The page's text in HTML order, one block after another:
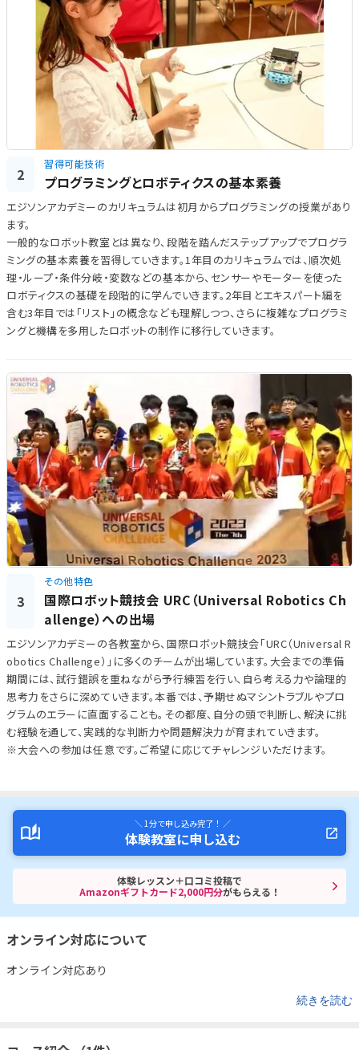
2
習得可能技術
プログラミングとロボティクスの基本素養
エジソンアカデミーのカリキュラムは初月からプログラミングの授業があり
ます。
一般的なロボット教室とは異なり、段階を踏んだステップアップでプログラ
ミングの基本素養を習得していきます。1年目のカリキュラムでは、順次処
理・ループ・条件分岐・変数などの基本から、センサーやモーターを使った
ロボティクスの基礎を段階的に学んでいきます。2年目とエキスパート編を
含む3年目では「リスト」の概念なども理解しつつ、さらに複雑なプログラミ
ングと機構を多用したロボットの制作に移行していきます。
3
その他特色
国際ロボット競技会 URC（Universal Robotics Ch
allenge）への出場
エジソンアカデミーの各教室から、国際ロボット競技会「URC（Universal R
obotics Challenge）」に多くのチームが出場しています。大会までの準備
期間には、試行錯誤を重ねながら予行練習を行い、自ら考える力や論理的
思考力をさらに深めていきます。本番では、予期せぬマシントラブルやプロ
グラムのエラーに直面することも。その都度、自分の頭で判断し、解決に挑
む経験を通して、実践的な判断力や問題解決力が育まれていきます。
※大会への参加は任意です。ご希望に応じてチャレンジいただけます。
＼ 1分で申し込み完了！ ／
体験教室に申し込む
体験レッスン＋口コミ投稿で
Amazonギフトカード2,000円分がもらえる！
オンライン対応について
オンライン対応あり
続きを読む